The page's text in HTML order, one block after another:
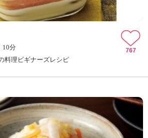
10分
料理ビギナーズレシピ
767